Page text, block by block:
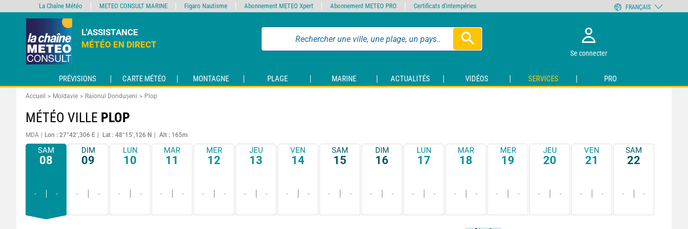
L'ASSISTANCE
MÉTÉO EN DIRECT
Se connecter
PRÉVISIONS CARTE MÉTÉO MONTAGNE PLAGE MARINE ACTUALITÉS VIDÉOS SERVICES PRO
Accueil Moldavie Raionul Dondușeni Plop
MÉTÉO VILLE PLOP
MDA Lon : 27°42’,306 E Lat : 48°15’,126 N Alt : 165m
SAM
08
- -
DIM
09
- -
LUN
10
- -
MAR
11
- -
MER
12
- -
JEU
13
- -
VEN
14
- -
SAM
15
- -
DIM
16
- -
LUN
17
- -
MAR
18
- -
MER
19
- -
JEU
20
- -
VEN
21
- -
SAM
22
- -
La Chaîne Météo METEO CONSULT MARINE Figaro Nautisme Abonnement METEO Xpert Abonnement METEO PRO Certificats d'intempéries FRANÇAIS